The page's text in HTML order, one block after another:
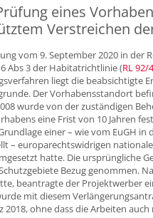
eines
Verstreichen
vom 9. September 2020 in der
Abs 3 der Habitatrichtlinie (RL 92/
liegt die beabsichtigte
Der Vorhabensstandort
wurde von der zuständigen
eine Frist von 10 Jahren
einer – wie vom EuGH
– europarechtswidrigen
hatte. Die ursprüngliche
Bezug genommen.
beantragte der Projektwerber
mit diesem
2018, ohne dass die Arbeiten